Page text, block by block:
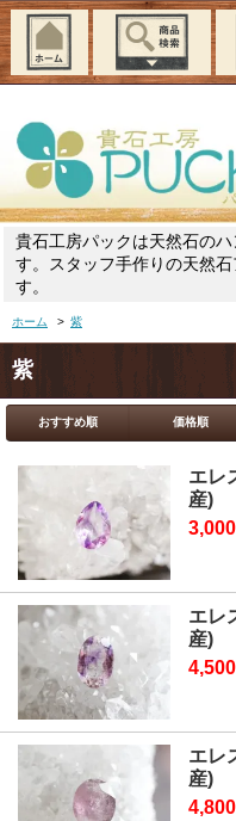
貴石工房パックは天然石の
す。スタッフ手作りの天然
す。
ホーム > 紫
紫
おすすめ順 価格順
エレ
産)
エレ
産)
エレ
産)